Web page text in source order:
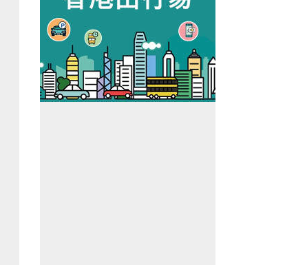
候车室设有冷气、座椅，更有饮品自动贩卖机及手机充电设施